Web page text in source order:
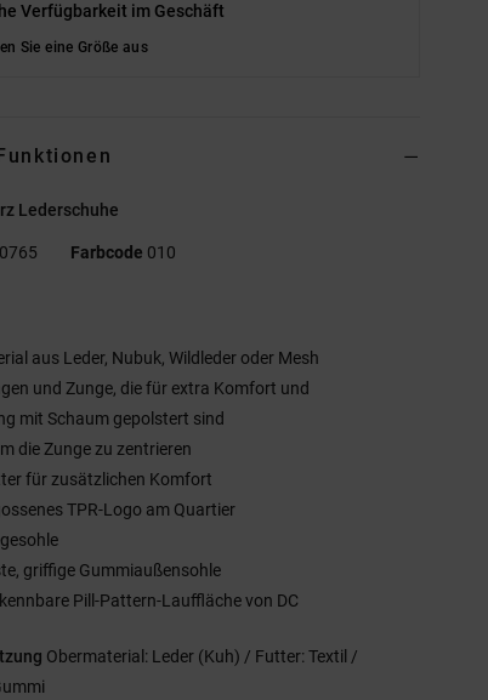
Verfügbarkeit im Geschäft
Sie eine Größe aus
Lederschuhe
Farbcode 010
aus Leder, Nubuk, Wildleder oder Mesh
und Zunge, die für extra Komfort und
mit Schaum gepolstert sind
die Zunge zu zentrieren
für zusätzlichen Komfort
TPR-Logo am Quartier
griffige Gummiaußensohle
Pill-Pattern-Lauffläche von DC
Obermaterial: Leder (Kuh) / Futter: Textil /